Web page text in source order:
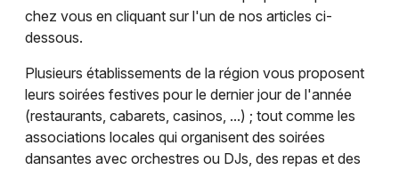
chez vous en cliquant sur l'un de nos articles ci-
dessous.
Plusieurs établissements de la région vous proposent
leurs soirées festives pour le dernier jour de l'année
(restaurants, cabarets, casinos, ...) ; tout comme les
associations locales qui organisent des soirées
dansantes avec orchestres ou DJs, des repas et des